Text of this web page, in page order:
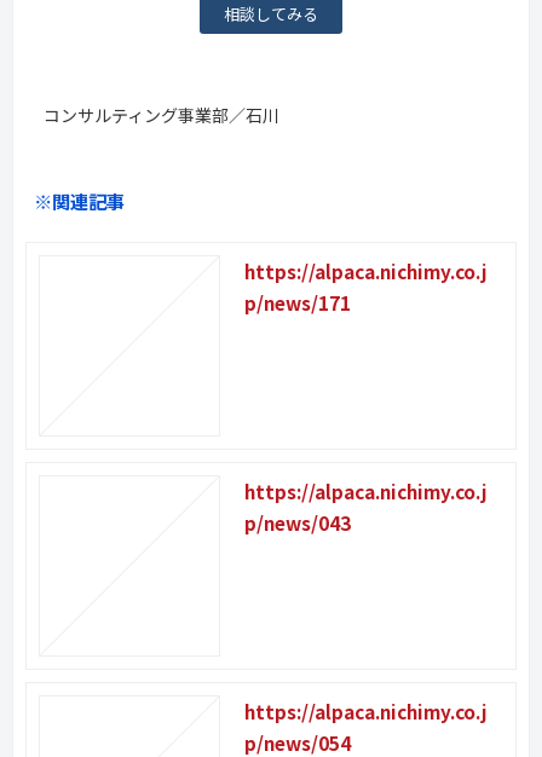
相談してみる
コンサルティング事業部／石川
※関連記事
https://alpaca.nichimy.co.j
p/news/171
https://alpaca.nichimy.co.j
p/news/043
https://alpaca.nichimy.co.j
p/news/054